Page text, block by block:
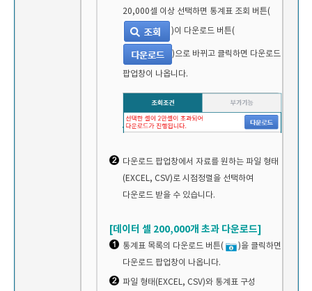
20,000셀 이상 선택하면 통계표 조회 버튼(
)이 다운로드 버튼(
)으로 바뀌고 클릭하면 다운로드
팝업창이 나옵니다.
다운로드 팝업창에서 자료를 원하는 파일 형태
(EXCEL, CSV)로 시점정렬을 선택하여
다운로드 받을 수 있습니다.
[데이터 셀 200,000개 초과 다운로드]
통계표 목록의 다운로드 버튼(
)을 클릭하면
다운로드 팝업창이 나옵니다.
파일 형태(EXCEL, CSV)와 통계표 구성